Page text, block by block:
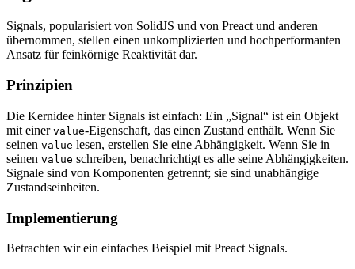
Signals, popularisiert von SolidJS und von Preact und anderen
übernommen, stellen einen unkomplizierten und hochperformanten
Ansatz für feinkörnige Reaktivität dar.
Prinzipien
Die Kernidee hinter Signals ist einfach: Ein „Signal“ ist ein Objekt
mit einer value-Eigenschaft, das einen Zustand enthält. Wenn Sie
seinen value lesen, erstellen Sie eine Abhängigkeit. Wenn Sie in
seinen value schreiben, benachrichtigt es alle seine Abhängigkeiten.
Signale sind von Komponenten getrennt; sie sind unabhängige
Zustandseinheiten.
Implementierung
Betrachten wir ein einfaches Beispiel mit Preact Signals.